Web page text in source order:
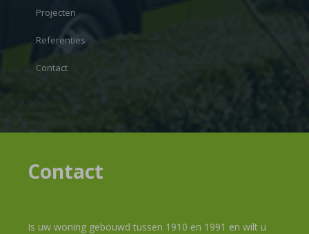
Projecten
Referenties
Contact
Contact
Is uw woning gebouwd tussen 1910 en 1991 en wilt u